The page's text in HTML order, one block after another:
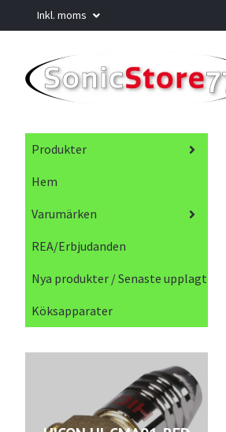
Inkl. moms
Produkter
Hem
Varumärken
REA/Erbjudanden
Nya produkter / Senaste upplagt
Köksapparater